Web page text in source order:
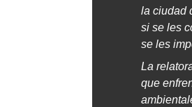
la ciudad
si se les
se les
La
que